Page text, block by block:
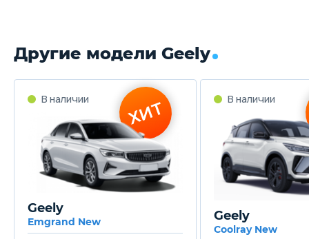
Другие модели Geely
Geely
Emgrand New Geely
Coolray New